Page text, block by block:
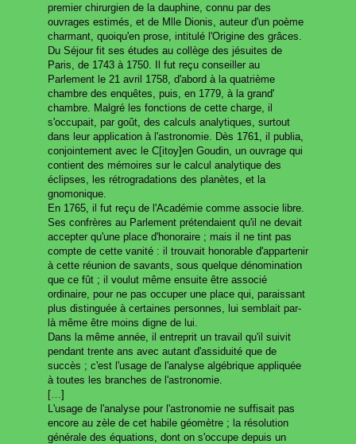
premier chirurgien de la dauphine, connu par des
ouvrages estimés, et de Mlle Dionis, auteur d'un poème
charmant, quoiqu'en prose, intitulé l'Origine des grâces.
Du Séjour fit ses études au collège des jésuites de
Paris, de 1743 à 1750. Il fut reçu conseiller au
Parlement le 21 avril 1758, d'abord à la quatrième
chambre des enquêtes, puis, en 1779, à la grand'
chambre. Malgré les fonctions de cette charge, il
s'occupait, par goût, des calculs analytiques, surtout
dans leur application à l'astronomie. Dès 1761, il publia,
conjointement avec le C[itoy]en Goudin, un ouvrage qui
contient des mémoires sur le calcul analytique des
éclipses, les rétrogradations des planètes, et la
gnomonique.
En 1765, il fut reçu de l'Académie comme associe libre.
Ses confrères au Parlement prétendaient qu'il ne devait
accepter qu'une place d'honoraire ; mais il ne tint pas
compte de cette vanité : il trouvait honorable d'appartenir
à cette réunion de savants, sous quelque dénomination
que ce fût ; il voulut même ensuite être associé
ordinaire, pour ne pas occuper une place qui, paraissant
plus distinguée à certaines personnes, lui semblait par-
là même être moins digne de lui.
Dans la même année, il entreprit un travail qu'il suivit
pendant trente ans avec autant d'assiduité que de
succès ; c'est l'usage de l'analyse algébrique appliquée
à toutes les branches de l'astronomie.
[…]
L'usage de l'analyse pour l'astronomie ne suffisait pas
encore au zèle de cet habile géomètre ; la résolution
générale des équations, dont on s'occupe depuis un